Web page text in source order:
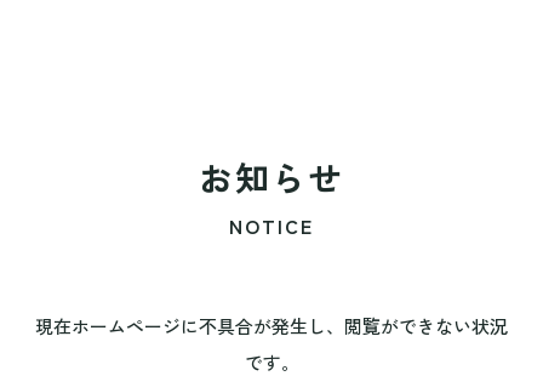
お知らせ
NOTICE
現在ホームページに不具合が発生し、閲覧ができない状況
です。